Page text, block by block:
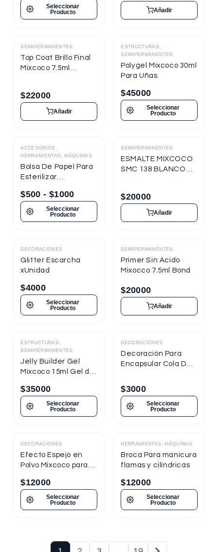
para UñasSeleccionar
Producto
Añadir
Destacado
SEMIPERMANENTES
Top Coat Brillo Final
Mixcoco 7.5ml
$22000
Añadir
Destacado
ESTRUCTURAS,
SEMIPERMANENTES
Polygel Mixcoco 30ml
Para Uñas
$45000
Seleccionar
Producto
ACCESORIOS,
HERRAMIENTAS, MÁQUINAS
Bolsa De Papel Para
Esterilizar
$500 - $1000
Seleccionar
Producto
Destacado
SEMIPERMANENTES
ESMALTE MIXCOCO
SMC 138 BLANCO
$20000
Añadir
Destacado
DECORACIONES
Glitter Escarcha
xUnidad
$4000
Seleccionar
Producto
Destacado
SEMIPERMANENTES
Primer Sin Acido
Mixocco 7.5ml Bond
$20000
Añadir
ESTRUCTURAS,
SEMIPERMANENTES
Jelly Builder Gel
Mixcoco 15ml Gel de
$35000
Seleccionar
Producto
DECORACIONES
Decoración Para
Encapsular Cola De
$3000
Seleccionar
Producto
Destacado
DECORACIONES
Efecto Espejo en
Polvo Mixcoco para
$12000
Seleccionar
Producto
HERRAMIENTAS, MÁQUINAS
Broca Para manicura
flamas y cilíndricas
$12000
Seleccionar
Producto